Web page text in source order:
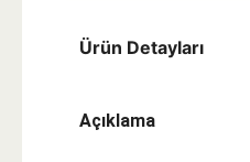
Ürün Detayları
Açıklama